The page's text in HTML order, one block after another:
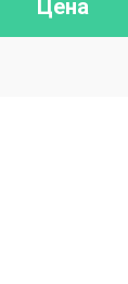
Цена